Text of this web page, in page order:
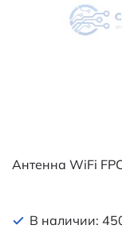
Антенна WiFi
В наличии: